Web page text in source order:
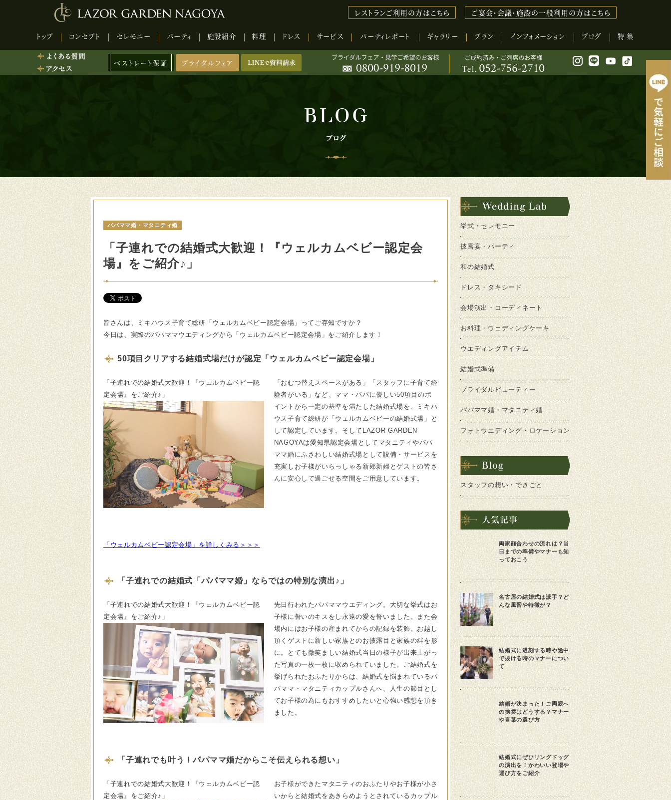
レストランご利用の方はこちら ご宴会・会議・施設の一般利用の方はこちら
ベストレート保証 ブライダルフェア
トップ コンセプト セレモニー パーティ 施設紹介 料理 ドレス サービス パーティレポート ギャラリー プラン インフォメーション ブログ 特 集
パパママ婚・マタニティ婚
「子連れでの結婚式大歓迎！『ウェルカムベビー認定会
場』をご紹介♪」
皆さんは、ミキハウス子育て総研「ウェルカムベビー認定会場」ってご存知ですか？
今日は、実際のパパママウエディングから「ウェルカムベビー認定会場」をご紹介します！
50項目クリアする結婚式場だけが認定「ウェルカムベビー認定会場」
「子連れでの結婚式大歓迎！『ウェルカムベビー認
定会場』をご紹介♪」
「おむつ替えスペースがある」「スタッフに子育て経
験者がいる」など、ママ・パパに優しい50項目のポ
イントから一定の基準を満たした結婚式場を、ミキハ
ウス子育て総研が「ウェルカムベビーの結婚式場」と
して認定しています。そしてLAZOR GARDEN
NAGOYAは愛知県認定会場としてマタニティやパパ
ママ婚にふさわしい結婚式場として設備・サービスを
充実しお子様がいらっしゃる新郎新婦とゲストの皆さ
んに安心して過ごせる空間をご用意しています。
「ウェルカムベビー認定会場」を詳しくみる＞＞＞
「子連れでの結婚式「パパママ婚」ならではの特別な演出♪」
「子連れでの結婚式大歓迎！『ウェルカムベビー認
定会場』をご紹介♪」
先日行われたパパママウエディング。大切な挙式はお
子様に誓いのキスをし永遠の愛を誓いました。また会
場内にはお子様の産まれてからの記録を装飾。お越し
頂くゲストに新しい家族とのお披露目と家族の絆を形
に。とても微笑ましい結婚式当日の様子が出来上がっ
た写真の一枚一枚に収められていました。ご結婚式を
挙げられたおふたりからは、結婚式を悩まれているパ
パママ・マタニティカップルさんへ、人生の節目とし
てお子様の為にもおすすめしたいと心強い感想を頂き
ました。
「子連れでも叶う！パパママ婚だからこそ伝えられる想い」
「子連れでの結婚式大歓迎！『ウェルカムベビー認
定会場』をご紹介♪」
お子様ができたマタニティのおふたりやお子様が小さ
いからと結婚式をあきらめようとされているカップル
挙式・セレモニー
披露宴・パーティ
和の結婚式
ドレス・タキシード
会場演出・コーディネート
お料理・ウェディングケーキ
ウエディングアイテム
結婚式準備
ブライダルビューティー
パパママ婚・マタニティ婚
フォトウエディング・ロケーション
スタッフの想い・できごと
両家顔合わせの流れは？当
日までの準備やマナーも知
っておこう
名古屋の結婚式は派手？ど
んな風習や特徴が？
結婚式に遅刻する時や途中
で抜ける時のマナーについ
て
結婚が決まった！ご両親へ
の挨拶はどうする？マナー
や言葉の選び方
結婚式にぜひリングドッグ
の演出を！かわいい登場や
運び方をご紹介